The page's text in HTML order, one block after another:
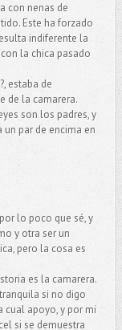
con nenas de
Este ha forzado
indiferente la
la chica pasado
estaba de
de la camarera.
son los padres, y
par de encima en
lo poco que sé, y
y otra ser un
pero la cosa es
es la camarera.
si no digo
cual apoyo, y por mi
si se demuestra